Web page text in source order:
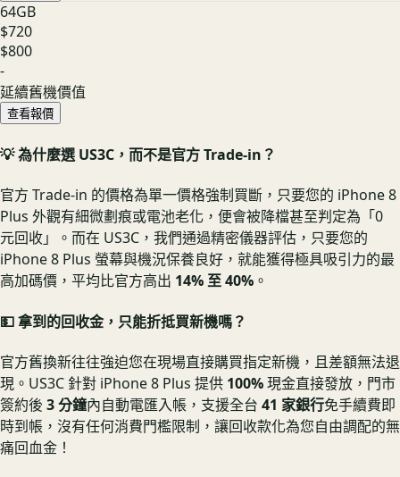
64GB
$720
$800
-
延續舊機價值
查看報價
💡 為什麼選 US3C，而不是官方 Trade-in？
官方 Trade-in 的價格為單一價格強制買斷，只要您的 iPhone 8
Plus 外觀有細微劃痕或電池老化，便會被降檔甚至判定為「0
元回收」。而在 US3C，我們通過精密儀器評估，只要您的
iPhone 8 Plus 螢幕與機況保養良好，就能獲得極具吸引力的最
高加碼價，平均比官方高出 14% 至 40% 。
💵 拿到的回收金，只能折抵買新機嗎？
官方舊換新往往強迫您在現場直接購買指定新機，且差額無法退
現。US3C 針對 iPhone 8 Plus 提供 100%現金直接發放，門市
簽約後 3 分鐘內自動電匯入帳，支援全台 41 家銀行免手續費即
時到帳，沒有任何消費門檻限制，讓回收款化為您自由調配的無
痛回血金！